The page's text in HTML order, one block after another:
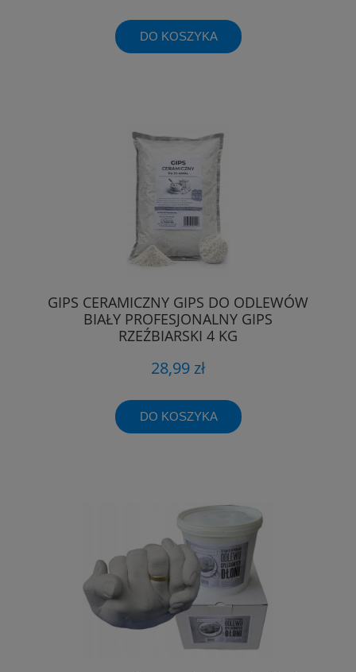
DO KOSZYKA
GIPS CERAMICZNY GIPS DO ODLEWÓW
BIAŁY PROFESJONALNY GIPS
RZEŹBIARSKI 4 KG
28,99 zł
DO KOSZYKA